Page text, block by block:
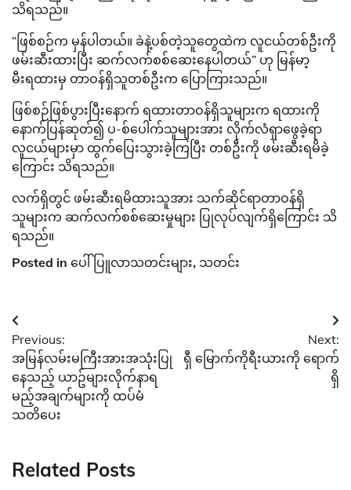
သိရသည်။
“ဖြစ်စဉ်က မှန်ပါတယ်။ ခဲနဲ့ပစ်တဲ့သူတွေထဲက လူငယ်တစ်ဦးကို
ဖမ်းဆီးထားပြီး ဆက်လက်စစ်ဆေးနေပါတယ်” ဟု မြန်မာ့
မီးရထားမှ တာဝန်ရှိသူတစ်ဦးက ပြောကြားသည်။
ဖြစ်စဉ်ဖြစ်ပွားပြီးနောက် ရထားတာဝန်ရှိသူများက ရထားကို
နောက်ပြန်ဆုတ်၍ ပ-စ်ပေါက်သူများအား လိုက်လံရှာဖွေခဲ့ရာ
လူငယ်များမှာ ထွက်ပြေးသွားခဲ့ကြပြီး တစ်ဦးကို ဖမ်းဆီးရမိခဲ့
ကြောင်း သိရသည်။
လက်ရှိတွင် ဖမ်းဆီးရမိထားသူအား သက်ဆိုင်ရာတာဝန်ရှိ
သူများက ဆက်လက်စစ်ဆေးမှုများ ပြုလုပ်လျက်ရှိကြောင်း သိ
ရသည်။
Posted in ပေါ်ပြူလာသတင်းများ, သတင်း
Post
navigation
Previous:
အမြန်လမ်းမကြီးအားအသုံးပြု
နေသည့် ယာဥ်များလိုက်နာရ
မည့်အချက်များကို ထပ်မံ
သတိပေး
Next:
ရှီ မြောက်ကိုရီးယားကို ရောက်
ရှိ
Related Posts